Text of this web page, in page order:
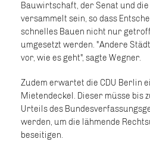
Bauwirtschaft, der Senat und
versammelt sein, so dass
schnelles Bauen nicht nur
umgesetzt werden. "Andere
vor, wie es geht", sagte Wegner.
Zudem erwartet die CDU Berlin
Mietendeckel. Dieser müsse bis
Urteils des
werden, um die lähmende
beseitigen.